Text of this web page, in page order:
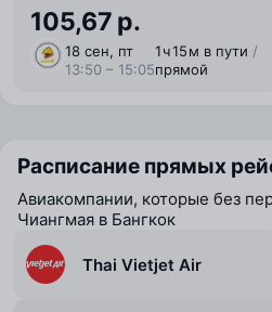
105,67 р.
18 сен, пт
13:50 – 15:05
1 ⁠ч 15 ⁠м в пути /
прямой
Расписание прямых
Авиакомпании, которые без
Чиангмая в Бангкок
Thai Vietjet Air